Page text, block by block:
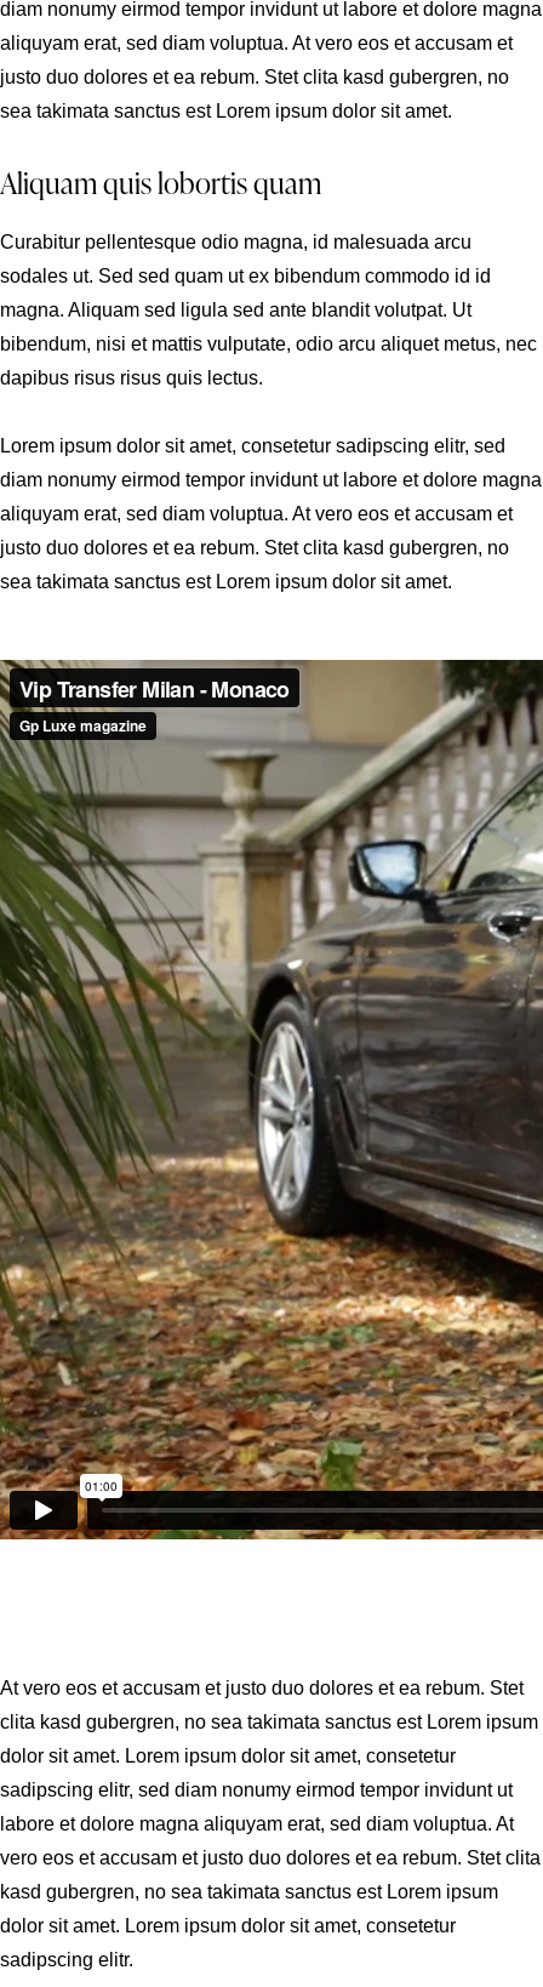
diam nonumy eirmod tempor invidunt ut labore et dolore magna
aliquyam erat, sed diam voluptua. At vero eos et accusam et
justo duo dolores et ea rebum. Stet clita kasd gubergren, no
sea takimata sanctus est Lorem ipsum dolor sit amet.
Aliquam quis lobortis quam
Curabitur pellentesque odio magna, id malesuada arcu
sodales ut. Sed sed quam ut ex bibendum commodo id id
magna. Aliquam sed ligula sed ante blandit volutpat. Ut
bibendum, nisi et mattis vulputate, odio arcu aliquet metus, nec
dapibus risus risus quis lectus.
Lorem ipsum dolor sit amet, consetetur sadipscing elitr, sed
diam nonumy eirmod tempor invidunt ut labore et dolore magna
aliquyam erat, sed diam voluptua. At vero eos et accusam et
justo duo dolores et ea rebum. Stet clita kasd gubergren, no
sea takimata sanctus est Lorem ipsum dolor sit amet.
At vero eos et accusam et justo duo dolores et ea rebum. Stet
clita kasd gubergren, no sea takimata sanctus est Lorem ipsum
dolor sit amet. Lorem ipsum dolor sit amet, consetetur
sadipscing elitr, sed diam nonumy eirmod tempor invidunt ut
labore et dolore magna aliquyam erat, sed diam voluptua. At
vero eos et accusam et justo duo dolores et ea rebum. Stet clita
kasd gubergren, no sea takimata sanctus est Lorem ipsum
dolor sit amet. Lorem ipsum dolor sit amet, consetetur
sadipscing elitr.